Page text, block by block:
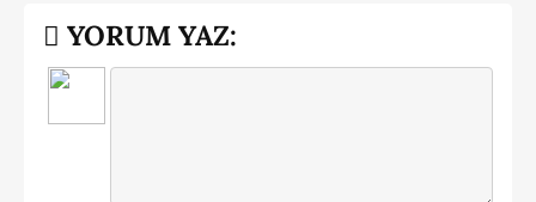
YORUM YAZ: